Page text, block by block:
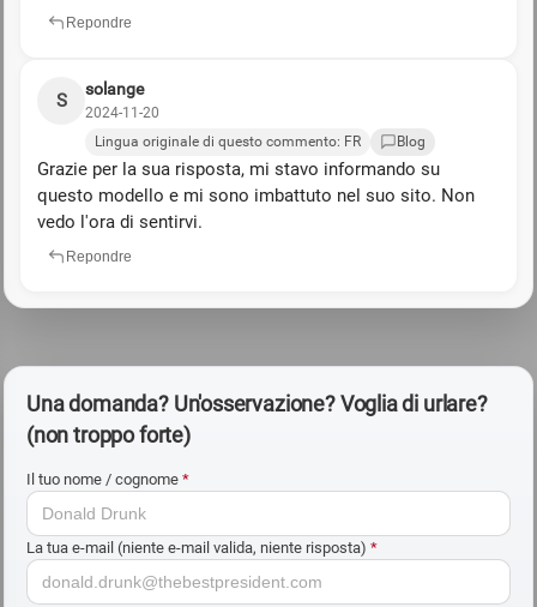
Repondre
S
solange
2024-11-20
Lingua originale di questo commento: FR Blog
Grazie per la sua risposta, mi stavo informando su
questo modello e mi sono imbattuto nel suo sito. Non
vedo l'ora di sentirvi.
Repondre
Una domanda? Un'osservazione? Voglia di urlare?
(non troppo forte)
Il tuo nome / cognome *
La tua e-mail (niente e-mail valida, niente risposta) *